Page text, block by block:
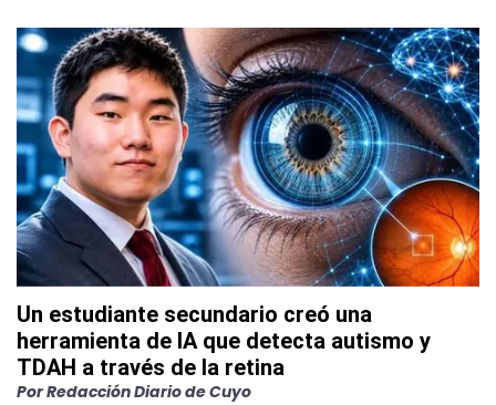
Un estudiante secundario creó una
herramienta de IA que detecta autismo y
TDAH a través de la retina
PorRedacción Diario de Cuyo